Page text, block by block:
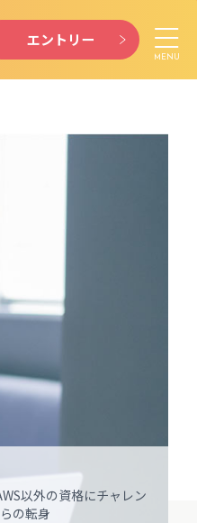
エントリー
以外の資格にチャレン
の転身